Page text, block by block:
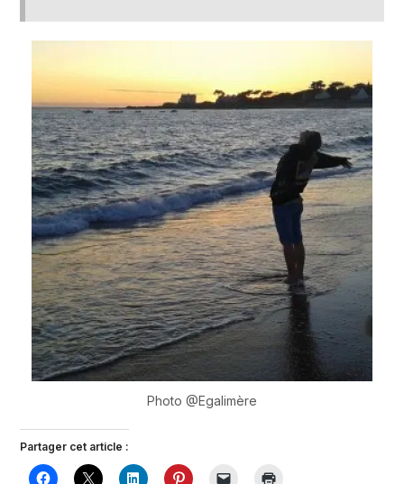
Photo @Egalimère
Partager cet article :